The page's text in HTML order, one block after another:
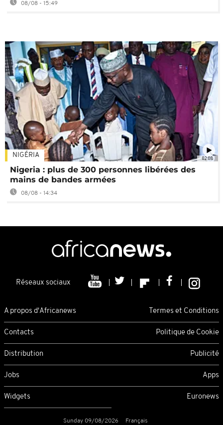
08/08 - 15:49
02:08
NIGÉRIA
Nigeria : plus de 300 personnes libérées des
mains de bandes armées
08/08 - 14:34
Réseaux sociaux
A propos d'Africanews Termes et Conditions
Contacts Politique de Cookie
Distribution Publicité
Jobs Apps
Widgets Euronews
Sunday 09/08/2026